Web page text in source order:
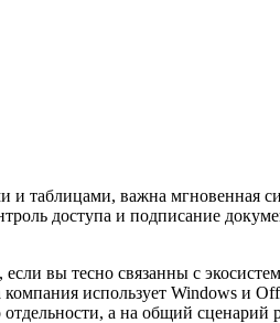
и таблицами, важна мгновенная
доступа и подписание
вы тесно связанны с
использует Windows и
а на общий сценарий